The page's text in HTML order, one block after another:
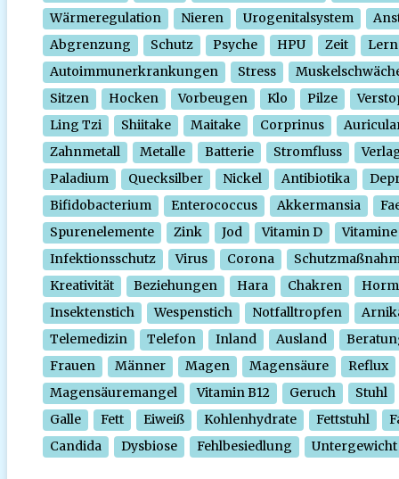
Wärmeregulation
Nieren Urogenitalsystem
Abgrenzung
Schutz Psyche HPU Zeit
Autoimmunerkrankungen
Stress
Sitzen
Hocken Vorbeugen Klo Pilze
Ling Tzi
Shiitake Maitake Corprinus
Zahnmetall
Metalle Batterie Stromfluss
Paladium
Quecksilber Nickel Antibiotika
Bifidobacterium
Enterococcus Akkermansia
Spurenelemente
Zink Jod Vitamin D
Vitamine
Infektionsschutz
Virus Corona
Kreativität
Beziehungen Hara Chakren
Insektenstich
Wespenstich Notfalltropfen
Telemedizin
Telefon Inland Ausland
Frauen
Männer Magen Magensäure
Reflux
Magensäuremangel
Vitamin B12 Geruch
Stuhl
Galle
Fett Eiweiß Kohlenhydrate Fettstuhl
Candida
Dysbiose Fehlbesiedlung Untergewicht